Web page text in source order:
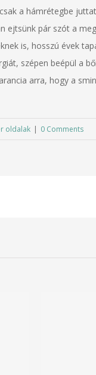
a hámrétegbe
ejtsünk pár szót a
is, hosszú évek
szépen beépül a
arra, hogy a
oldalak | 0 Comments